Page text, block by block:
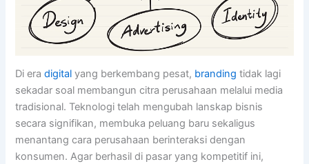
Di eradigital yang berkembang pesat, branding tidak lagi
sekadar soal membangun citra perusahaan melalui media
tradisional. Teknologi telah mengubah lanskap bisnis
secara signifikan, membuka peluang baru sekaligus
menantang cara perusahaan berinteraksi dengan
konsumen. Agar berhasil di pasar yang kompetitif ini,